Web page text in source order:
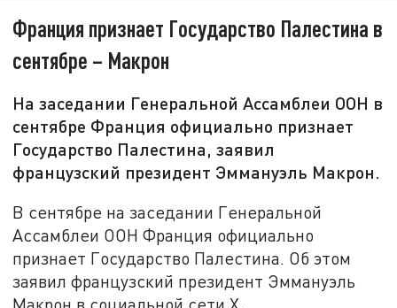
Франция признает Государство Палестина в
сентябре – Макрон
На заседании Генеральной Ассамблеи ООН в
сентябре Франция официально признает
Государство Палестина, заявил
французский президент Эммануэль Макрон.
В сентябре на заседании Генеральной
Ассамблеи ООН Франция официально
признает Государство Палестина. Об этом
заявил французский президент Эммануэль
Макрон в социальной сети X.